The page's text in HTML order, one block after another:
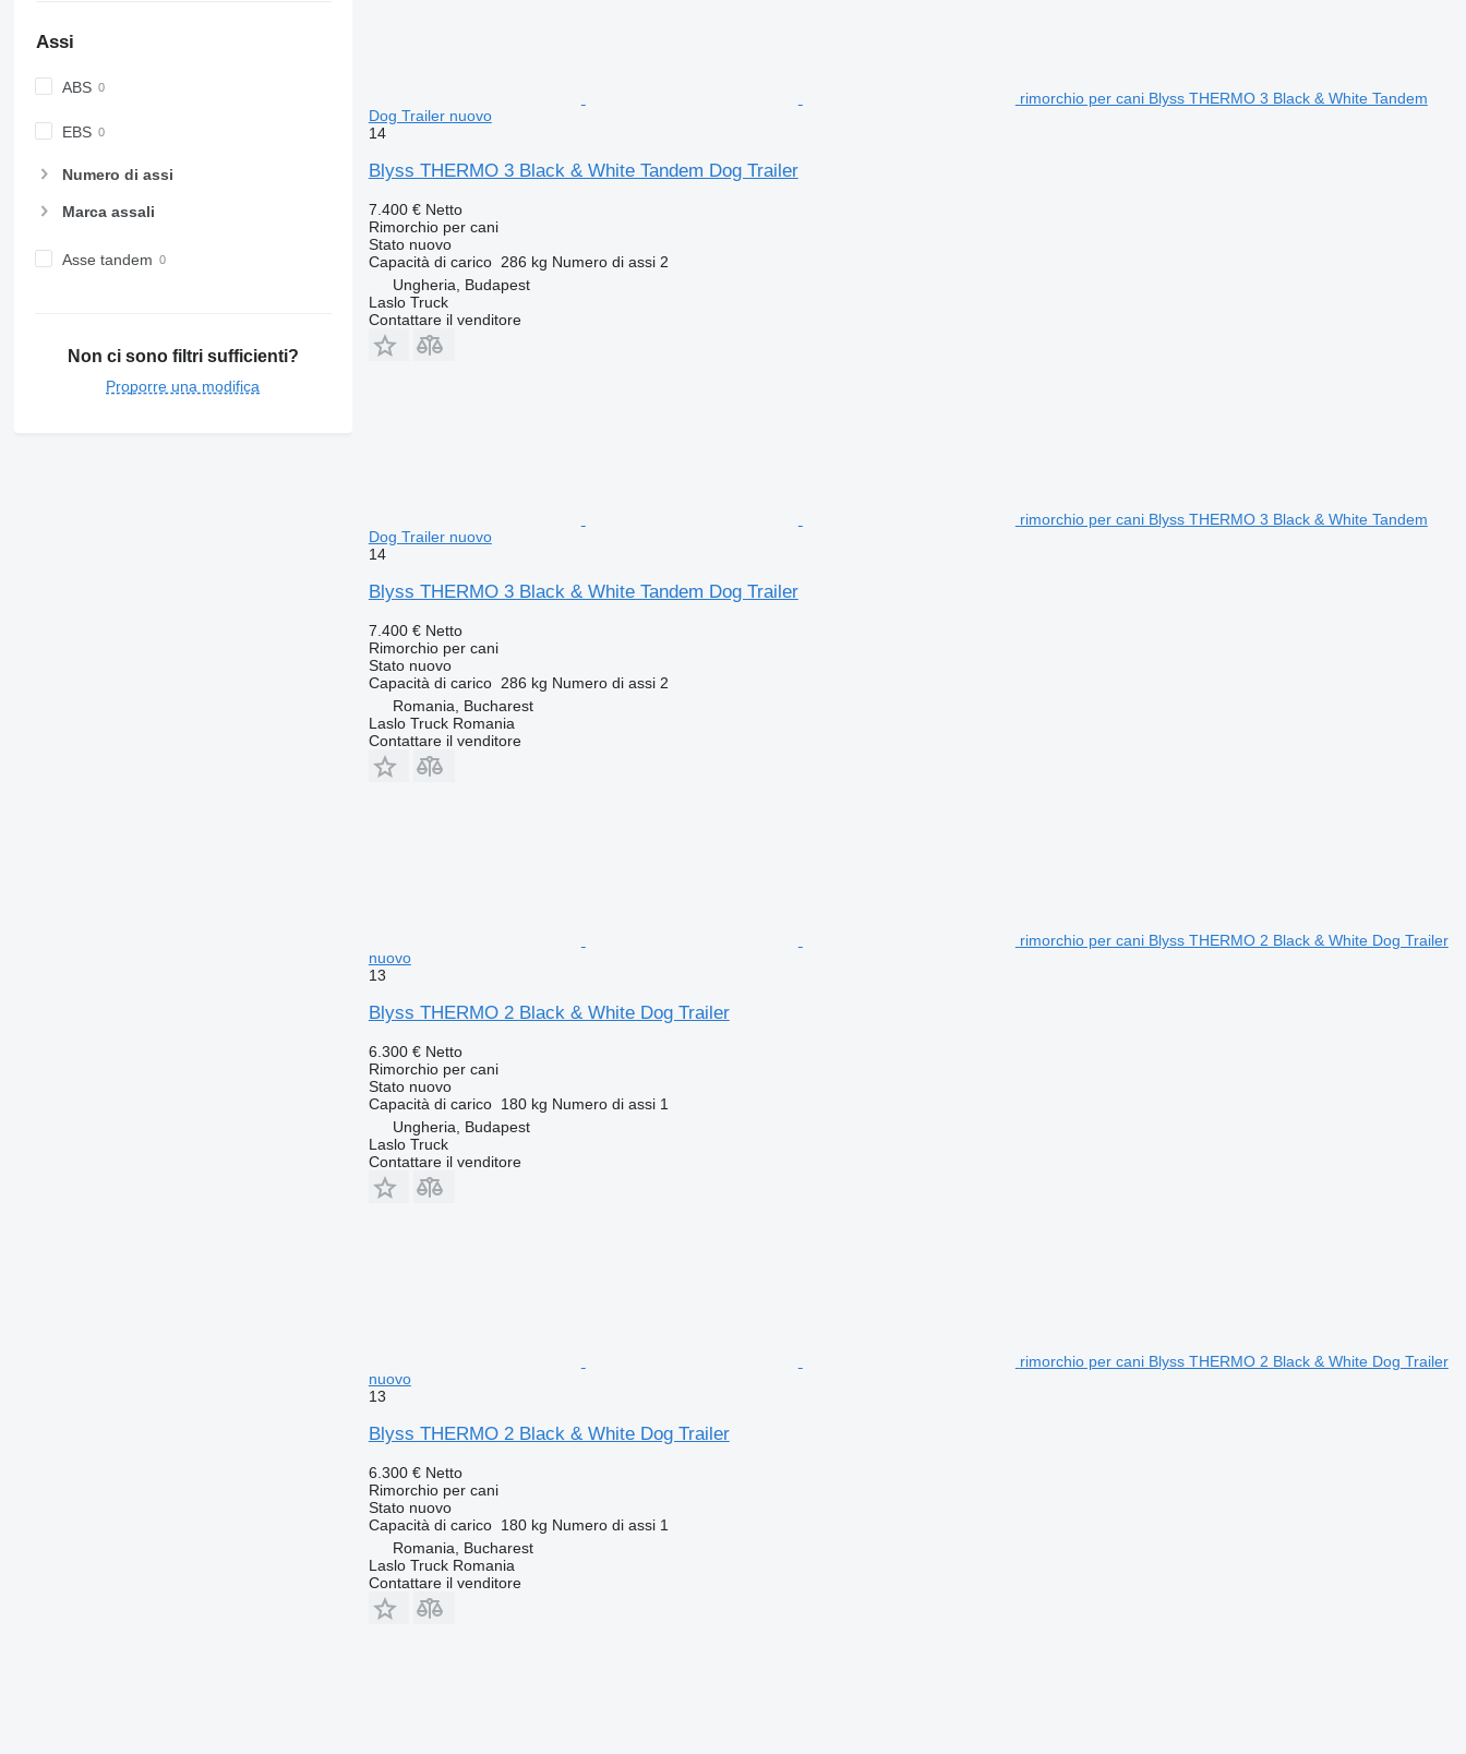
Assi
ABS
EBS
Numero di assi
Marca assali
Asse tandem
Non ci sono filtri sufficienti?
Proporre una modifica
rimorchio per cani Blyss THERMO 3 Black & White Tandem
Dog Trailer nuovo
14
Blyss THERMO 3 Black & White Tandem Dog Trailer
7.400 € Netto
Rimorchio per cani
Statonuovo
Capacità di carico 286 kg Numero di assi 2
Ungheria, Budapest
Laslo Truck
Contattare il venditore
rimorchio per cani Blyss THERMO 3 Black & White Tandem
Dog Trailer nuovo
14
Blyss THERMO 3 Black & White Tandem Dog Trailer
7.400 € Netto
Rimorchio per cani
Statonuovo
Capacità di carico 286 kg Numero di assi 2
Romania, Bucharest
Laslo Truck Romania
Contattare il venditore
rimorchio per cani Blyss THERMO 2 Black & White Dog Trailer
nuovo
13
Blyss THERMO 2 Black & White Dog Trailer
6.300 € Netto
Rimorchio per cani
Statonuovo
Capacità di carico 180 kg Numero di assi 1
Ungheria, Budapest
Laslo Truck
Contattare il venditore
rimorchio per cani Blyss THERMO 2 Black & White Dog Trailer
nuovo
13
Blyss THERMO 2 Black & White Dog Trailer
6.300 € Netto
Rimorchio per cani
Statonuovo
Capacità di carico 180 kg Numero di assi 1
Romania, Bucharest
Laslo Truck Romania
Contattare il venditore